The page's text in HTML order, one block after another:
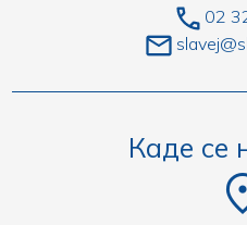
02
Каде се